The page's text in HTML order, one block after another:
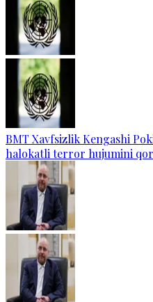
BMT Xavfsizlik Kengashi
halokatli terror hujumini